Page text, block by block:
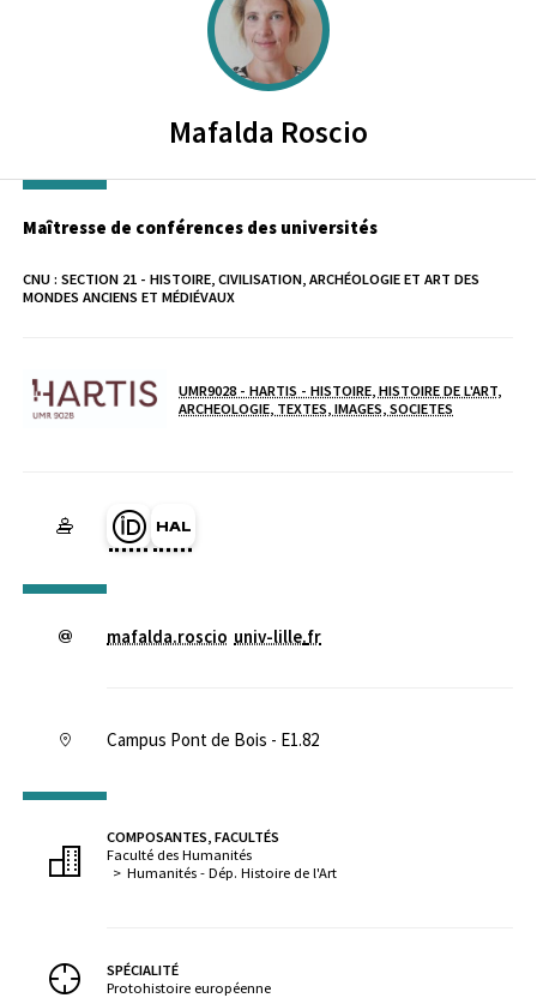
Mafalda Roscio
Maîtresse de conférences des universités
CNU : SECTION 21 - HISTOIRE, CIVILISATION, ARCHÉOLOGIE ET ART DES
MONDES ANCIENS ET MÉDIÉVAUX
Laboratoire / équipe
UMR9028 - HARTIS - HISTOIRE, HISTOIRE DE L'ART,
ARCHEOLOGIE, TEXTES, IMAGES, SOCIETES
Page Orcid du membre (Ouverture dans une nouvelle fenêtre)
HAL mafalda-roscio (Ouverture dans une nouvelle
mafalda.roscio univ-lille.fr
Campus Pont de Bois - E1.82
COMPOSANTES, FACULTÉS
Faculté des Humanités
Humanités - Dép. Histoire de l'Art
SPÉCIALITÉ
Protohistoire européenne